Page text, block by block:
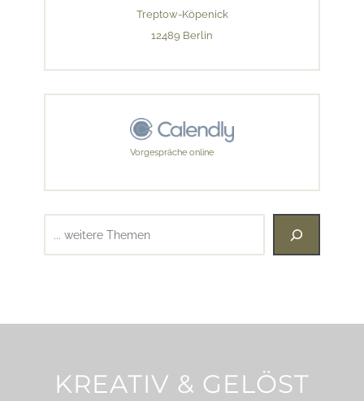
Treptow-Köpenick
12489 Berlin
Vorgespräche online
KREATIV & GELÖST